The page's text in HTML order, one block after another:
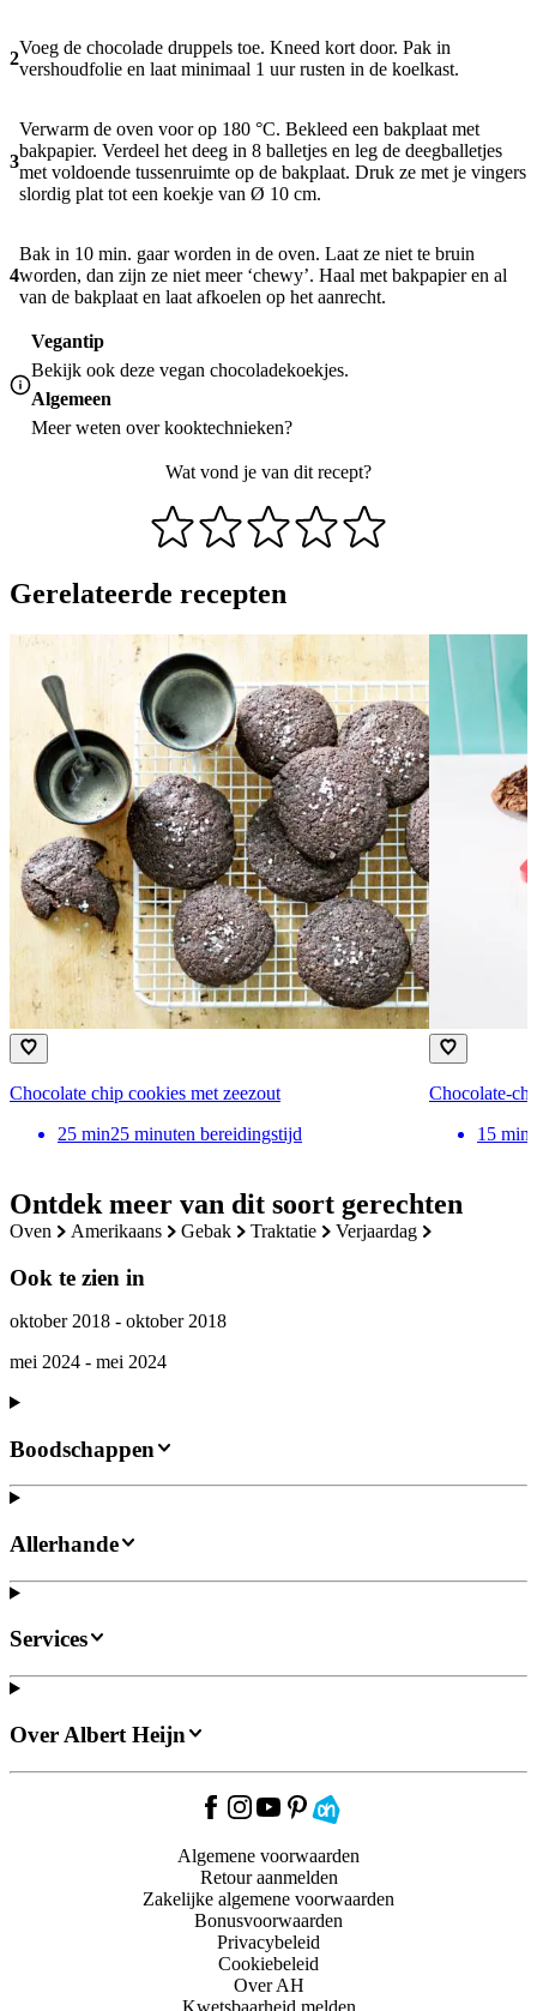
Ontdek meer van dit soort gerechten
oven amerikaans gebak traktatie verjaardag
Ook te zien in
oktober 2018 - oktober 2018
mei 2024 - mei 2024
2
Voeg de chocolade druppels toe. Kneed kort door. Pak in
vershoudfolie en laat minimaal 1 uur rusten in de koelkast.
3
Verwarm de oven voor op 180 °C. Bekleed een bakplaat met
bakpapier. Verdeel het deeg in 8 balletjes en leg de deegballetjes
met voldoende tussenruimte op de bakplaat. Druk ze met je vingers
slordig plat tot een koekje van Ø 10 cm.
4
Bak in 10 min. gaar worden in de oven. Laat ze niet te bruin
worden, dan zijn ze niet meer ‘chewy’. Haal met bakpapier en al
van de bakplaat en laat afkoelen op het aanrecht.
Vegantip
Bekijk ook deze vegan chocoladekoekjes.
Algemeen
Meer weten overkooktechnieken?
Wat vond je van dit recept?
Gerelateerde recepten
Chocolate chip cookies met zeezout
25 min25 minuten bereidingstijd
Chocolate-
15 min
Boodschappen
Allerhande
Services
Over Albert Heijn
Algemene voorwaarden
Retour aanmelden
Zakelijke algemene voorwaarden
Bonusvoorwaarden
Privacybeleid
Cookiebeleid
Over AH
Kwetsbaarheid melden